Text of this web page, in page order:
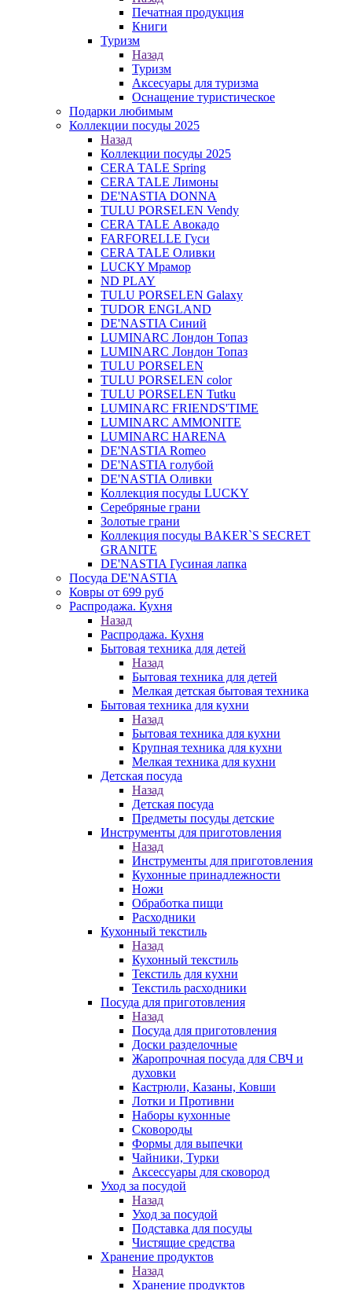
Печатная продукция
Книги
Туризм
Назад
Туризм
Аксесуары для туризма
Оснащение туристическое
Подарки любимым
Коллекции посуды 2025
Назад
Коллекции посуды 2025
CERA TALE Spring
CERA TALE Лимоны
DE'NASTIA DONNA
TULU PORSELEN Vendy
CERA TALE Авокадо
FARFORELLE Гуси
CERA TALE Оливки
LUCKY Мрамор
ND PLAY
TULU PORSELEN Galaxy
TUDOR ENGLAND
DE'NASTIA Синий
LUMINARC Лондон Топаз
LUMINARC Лондон Топаз
TULU PORSELEN
TULU PORSELEN color
TULU PORSELEN Tutku
LUMINARC FRIENDS'TIME
LUMINARC AMMONITE
LUMINARC HARENA
DE'NASTIA Romeo
DE'NASTIA голубой
DE'NASTIA Оливки
Коллекция посуды LUCKY
Серебряные грани
Золотые грани
Коллекция посуды BAKER`S SECRET
GRANITE
DE'NASTIA Гусиная лапка
Посуда DE'NASTIA
Ковры от 699 руб
Распродажа. Кухня
Назад
Распродажа. Кухня
Бытовая техника для детей
Назад
Бытовая техника для детей
Мелкая детская бытовая техника
Бытовая техника для кухни
Назад
Бытовая техника для кухни
Крупная техника для кухни
Мелкая техника для кухни
Детская посуда
Назад
Детская посуда
Предметы посуды детские
Инструменты для приготовления
Назад
Инструменты для приготовления
Кухонные принадлежности
Ножи
Обработка пищи
Расходники
Кухонный текстиль
Назад
Кухонный текстиль
Текстиль для кухни
Текстиль расходники
Посуда для приготовления
Назад
Посуда для приготовления
Доски разделочные
Жаропрочная посуда для СВЧ и
духовки
Кастрюли, Казаны, Ковши
Лотки и Противни
Наборы кухонные
Сковороды
Формы для выпечки
Чайники, Турки
Аксессуары для сковород
Уход за посудой
Назад
Уход за посудой
Подставка для посуды
Чистящие средства
Хранение продуктов
Назад
Хранение продуктов